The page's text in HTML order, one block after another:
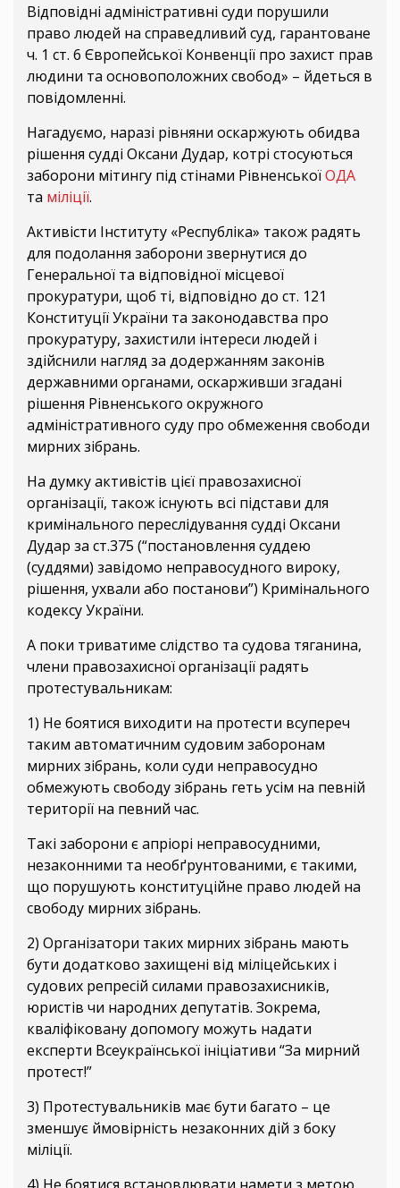
Відповідні адміністративні суди порушили
право людей на справедливий суд, гарантоване
ч. 1 ст. 6 Європейської Конвенції про захист прав
людини та основоположних свобод» – йдеться в
повідомленні.
Нагадуємо, наразі рівняни оскаржують обидва
рішення судді Оксани Дудар, котрі стосуються
заборони мітингу під стінами РівненськоїОДА
та міліції.
Активісти Інституту «Республіка» також радять
для подолання заборони звернутися до
Генеральної та відповідної місцевої
прокуратури, щоб ті, відповідно до ст. 121
Конституції України та законодавства про
прокуратуру, захистили інтереси людей і
здійснили нагляд за додержанням законів
державними органами, оскарживши згадані
рішення Рівненського окружного
адміністративного суду про обмеження свободи
мирних зібрань.
На думку активістів цієї правозахисної
організації, також існують всі підстави для
кримінального переслідування судді Оксани
Дудар за ст.375 (“постановлення суддею
(суддями) завідомо неправосудного вироку,
рішення, ухвали або постанови”) Кримінального
кодексу України.
А поки триватиме слідство та судова тяганина,
члени правозахисної організації радять
протестувальникам:
1) Не боятися виходити на протести всупереч
таким автоматичним судовим заборонам
мирних зібрань, коли суди неправосудно
обмежують свободу зібрань геть усім на певній
території на певний час.
Такі заборони є апріорі неправосудними,
незаконними та необґрунтованими, є такими,
що порушують конституційне право людей на
свободу мирних зібрань.
2) Організатори таких мирних зібрань мають
бути додатково захищені від міліцейських і
судових репресій силами правозахисників,
юристів чи народних депутатів. Зокрема,
кваліфіковану допомогу можуть надати
експерти Всеукраїнської ініціативи “За мирний
протест!”
3) Протестувальників має бути багато – це
зменшує ймовірність незаконних дій з боку
міліції.